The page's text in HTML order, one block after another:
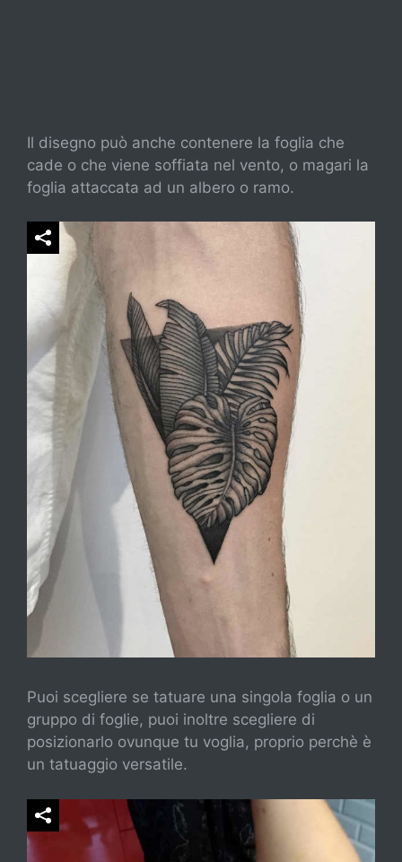
Il disegno può anche contenere la foglia che
cade o che viene soffiata nel vento, o magari la
foglia attaccata ad un albero o ramo.
Puoi scegliere se tatuare una singola foglia o un
gruppo di foglie, puoi inoltre scegliere di
posizionarlo ovunque tu voglia, proprio perchè è
un tatuaggio versatile.